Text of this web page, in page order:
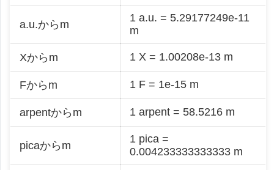
a.u.からm
1 a.u. = 5.29177249e-11
m
Xからm 1 X = 1.00208e-13 m
Fからm 1 F = 1e-15 m
arpentからm 1 arpent = 58.5216 m
picaからm
1 pica =
0.004233333333333 m